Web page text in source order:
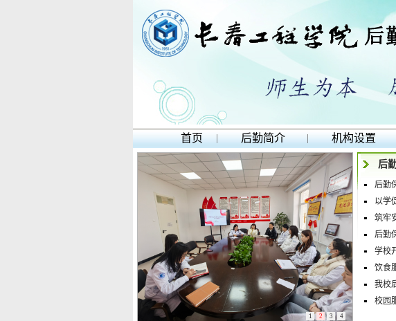
首页 | 后勤简介 | 机构设置
1 2 3 4
后
后勤
以学
筑牢
后勤
学校
饮食
我校
校园